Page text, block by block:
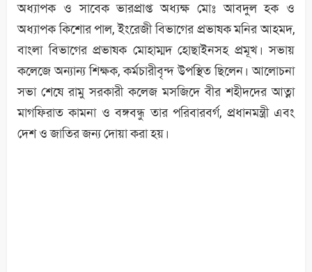
অধ্যাপক ও সাবেক ভারপ্রাপ্ত অধ্যক্ষ মোঃ আবদুল হক ও
অধ্যাপক কিশোর পাল, ইংরেজী বিভাগের প্রভাষক মনির আহমদ,
বাংলা বিভাগের প্রভাষক মোহাম্মদ হোছাইনসহ প্রমূখ। সভায়
কলেজে অন্যান্য শিক্ষক, কর্মচারীবৃন্দ উপস্থিত ছিলেন। আলোচনা
সভা শেষে রামু সরকারী কলেজ মসজিদে বীর শহীদদের আত্না
মাগফিরাত কামনা ও বঙ্গবন্ধু তার পরিবারবর্গ, প্রধানমন্ত্রী এবং
দেশ ও জাতির জন্য দোয়া করা হয়।